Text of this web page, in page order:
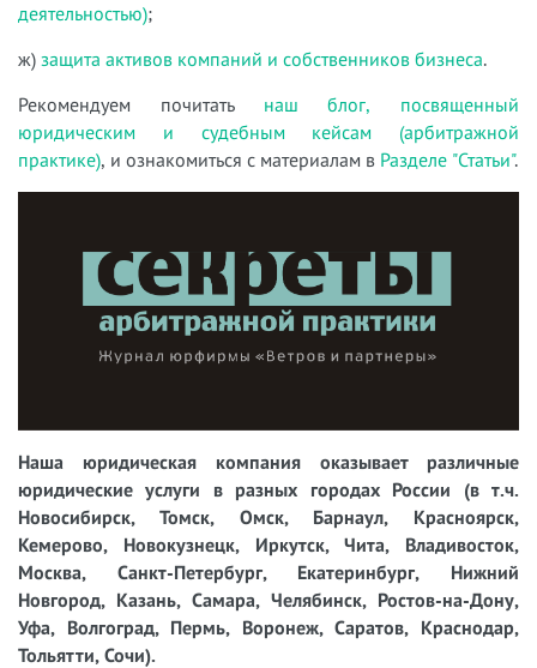
деятельностью);
ж) защита активов компаний и собственников бизнеса.
Рекомендуем почитать наш блог, посвященный
юридическим и судебным кейсам (арбитражной
практике), и ознакомиться с материалам в Разделе "Статьи".
Наша юридическая компания оказывает различные
юридические услуги в разных городах России (в т.ч.
Новосибирск, Томск, Омск, Барнаул, Красноярск,
Кемерово, Новокузнецк, Иркутск, Чита, Владивосток,
Москва, Санкт-Петербург, Екатеринбург, Нижний
Новгород, Казань, Самара, Челябинск, Ростов-на-Дону,
Уфа, Волгоград, Пермь, Воронеж, Саратов, Краснодар,
Тольятти, Сочи).